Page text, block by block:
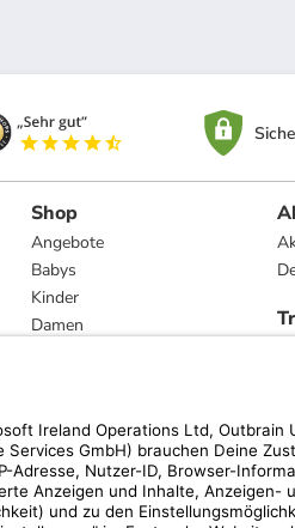
Shop
Angebote
Babys
Kinder
Damen
Marken